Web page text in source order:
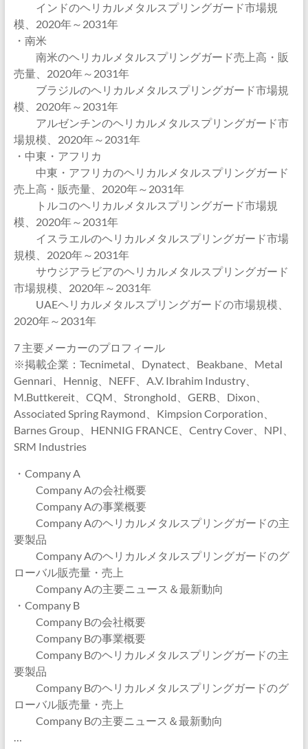
インドのヘリカルメタルスプリングガード市場規
模、2020年～2031年
・南米
南米のヘリカルメタルスプリングガード売上高・販
売量、2020年～2031年
ブラジルのヘリカルメタルスプリングガード市場規
模、2020年～2031年
アルゼンチンのヘリカルメタルスプリングガード市
場規模、2020年～2031年
・中東・アフリカ
中東・アフリカのヘリカルメタルスプリングガード
売上高・販売量、2020年～2031年
トルコのヘリカルメタルスプリングガード市場規
模、2020年～2031年
イスラエルのヘリカルメタルスプリングガード市場
規模、2020年～2031年
サウジアラビアのヘリカルメタルスプリングガード
市場規模、2020年～2031年
UAEヘリカルメタルスプリングガードの市場規模、
2020年～2031年
7 主要メーカーのプロフィール
※掲載企業：Tecnimetal、Dynatect、Beakbane、Metal
Gennari、Hennig、NEFF、A.V. Ibrahim Industry、
M.Buttkereit、CQM、Stronghold、GERB、Dixon、
Associated Spring Raymond、Kimpsion Corporation、
Barnes Group、HENNIG FRANCE、Centry Cover、NPI、
SRM Industries
・Company A
Company Aの会社概要
Company Aの事業概要
Company Aのヘリカルメタルスプリングガードの主
要製品
Company Aのヘリカルメタルスプリングガードのグ
ローバル販売量・売上
Company Aの主要ニュース＆最新動向
・Company B
Company Bの会社概要
Company Bの事業概要
Company Bのヘリカルメタルスプリングガードの主
要製品
Company Bのヘリカルメタルスプリングガードのグ
ローバル販売量・売上
Company Bの主要ニュース＆最新動向
…